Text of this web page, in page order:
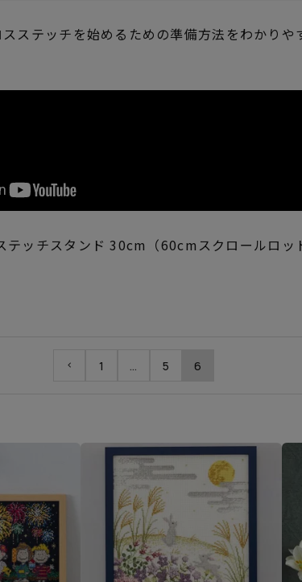
ステッチを始めるための準備方法をわかりや
テッチスタンド 30cm（60cmスクロールロッ
1 5 6